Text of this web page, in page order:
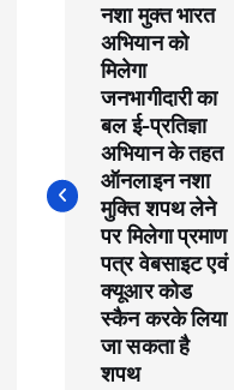
t
n
नशा मुक्त भारत
अभियान को
मिलेगा
जनभागीदारी का
बल ई-प्रतिज्ञा
अभियान के तहत
ऑनलाइन नशा
मुक्ति शपथ लेने
पर मिलेगा प्रमाण
पत्र वेबसाइट एवं
क्यूआर कोड
स्कैन करके लिया
जा सकता है
शपथ